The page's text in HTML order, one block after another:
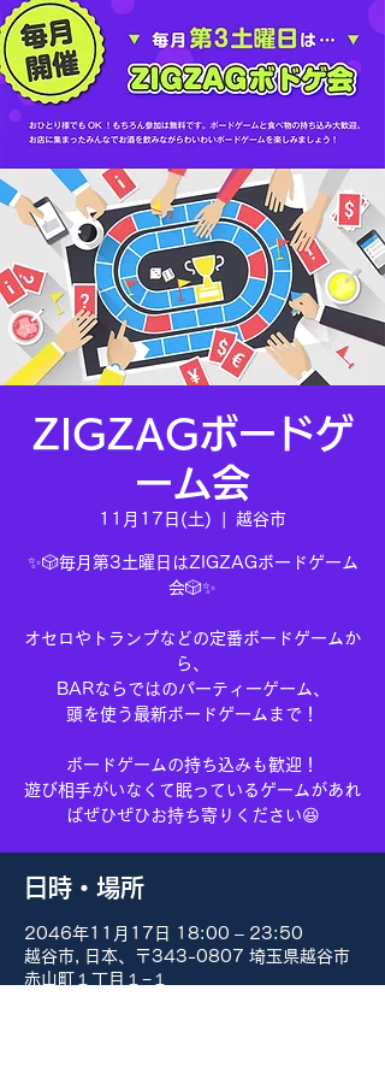
ZIGZAGボードゲ
ーム会
11月17日(土) 越谷市
✨🎲毎月第3土曜日はZIGZAGボードゲーム
会🎲✨
オセロやトランプなどの定番ボードゲームか
ら、
BARならではのパーティーゲーム、
頭を使う最新ボードゲームまで！
ボードゲームの持ち込みも歓迎！
遊び相手がいなくて眠っているゲームがあれ
ばぜひぜひお持ち寄りください😆
日時・場所
2046年11月17日 18:00 – 23:50
越谷市, 日本、〒343-0807 埼玉県越谷市
赤山町１丁目１−１